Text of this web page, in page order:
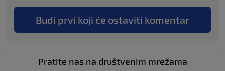
Budi prvi koji će ostaviti komentar
Pratite nas na društvenim mrežama